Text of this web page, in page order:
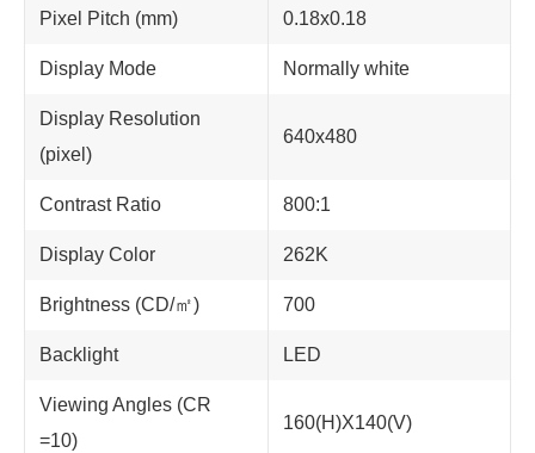
Pixel Pitch (mm) 0.18x0.18
Display Mode Normally white
Display Resolution
(pixel)
640x480
Contrast Ratio 800:1
Display Color 262K
Brightness (CD/㎡) 700
Backlight LED
Viewing Angles (CR
=10)
160(H)X140(V)